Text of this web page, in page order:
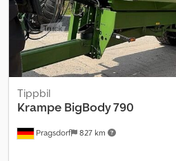
Pragsdorf 827 km
Tippbil
Krampe BigBody 790